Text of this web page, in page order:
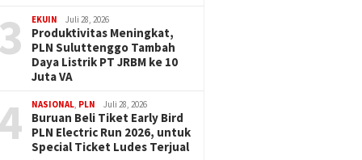
EKUIN Juli 28, 2026
Produktivitas Meningkat,
PLN Suluttenggo Tambah
Daya Listrik PT JRBM ke 10
Juta VA
NASIONAL PLN Juli 28, 2026
Buruan Beli Tiket Early Bird
PLN Electric Run 2026, untuk
Special Ticket Ludes Terjual